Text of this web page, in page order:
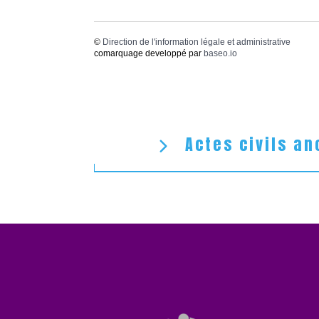
© Direction de l'information légale et administrative
comarquage developpé par baseo.io
Actes civils